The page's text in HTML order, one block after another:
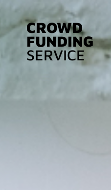
CROWD
FUNDING
SERVICE